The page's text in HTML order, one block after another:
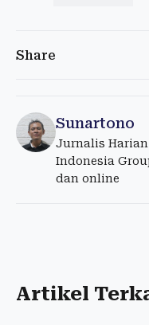
Share
Sunartono
Jurnalis
Indonesia
dan online
Artikel